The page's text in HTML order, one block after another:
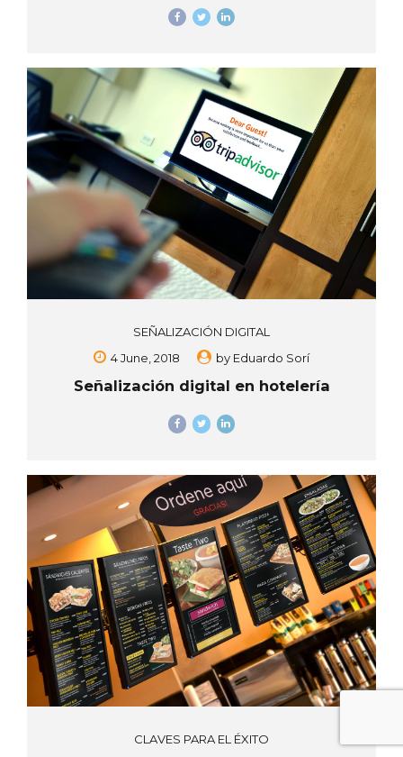
desecharlo o requiere de espacio de almacenamiento, una vez
con una enorme agilidad y una imagen tan realista, que el
espectador...
SEÑALIZACIÓN DIGITAL
4 June, 2018
by Eduardo Sorí
Señalización digital en hotelería
CLAVES PARA EL ÉXITO